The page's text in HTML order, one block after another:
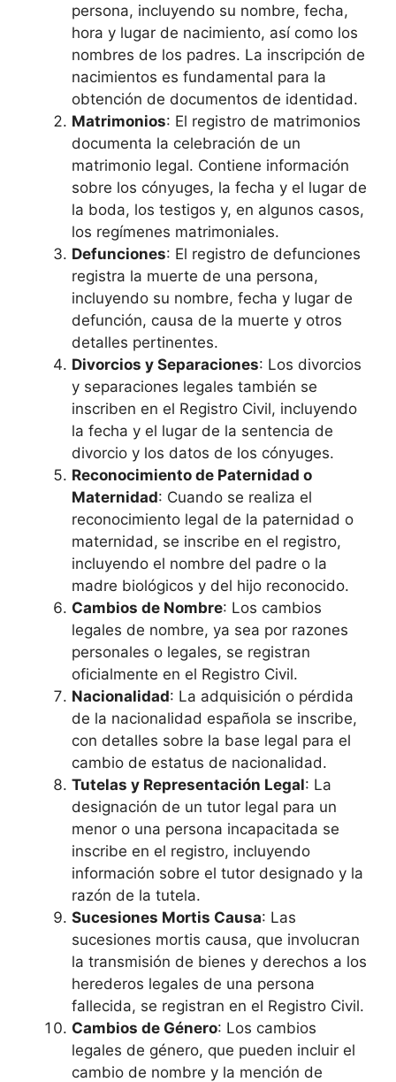
persona, incluyendo su nombre, fecha,
hora y lugar de nacimiento, así como los
nombres de los padres. La inscripción de
nacimientos es fundamental para la
obtención de documentos de identidad.
Matrimonios: El registro de matrimonios
documenta la celebración de un
matrimonio legal. Contiene información
sobre los cónyuges, la fecha y el lugar de
la boda, los testigos y, en algunos casos,
los regímenes matrimoniales.
Defunciones: El registro de defunciones
registra la muerte de una persona,
incluyendo su nombre, fecha y lugar de
defunción, causa de la muerte y otros
detalles pertinentes.
Divorcios y Separaciones: Los divorcios
y separaciones legales también se
inscriben en el Registro Civil, incluyendo
la fecha y el lugar de la sentencia de
divorcio y los datos de los cónyuges.
Reconocimiento de Paternidad o
Maternidad: Cuando se realiza el
reconocimiento legal de la paternidad o
maternidad, se inscribe en el registro,
incluyendo el nombre del padre o la
madre biológicos y del hijo reconocido.
Cambios de Nombre: Los cambios
legales de nombre, ya sea por razones
personales o legales, se registran
oficialmente en el Registro Civil.
Nacionalidad: La adquisición o pérdida
de la nacionalidad española se inscribe,
con detalles sobre la base legal para el
cambio de estatus de nacionalidad.
Tutelas y Representación Legal: La
designación de un tutor legal para un
menor o una persona incapacitada se
inscribe en el registro, incluyendo
información sobre el tutor designado y la
razón de la tutela.
Sucesiones Mortis Causa: Las
sucesiones mortis causa, que involucran
la transmisión de bienes y derechos a los
herederos legales de una persona
fallecida, se registran en el Registro Civil.
Cambios de Género: Los cambios
legales de género, que pueden incluir el
cambio de nombre y la mención de